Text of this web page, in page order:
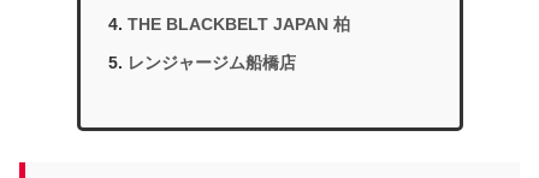
THE BLACKBELT JAPAN 柏
レンジャージム船橋店